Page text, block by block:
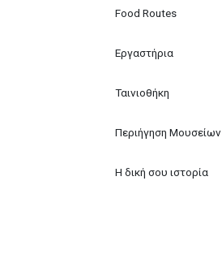
Food Routes
Εργαστήρια
Ταινιοθήκη
Περιήγηση Μουσείων
Η δική σου ιστορία